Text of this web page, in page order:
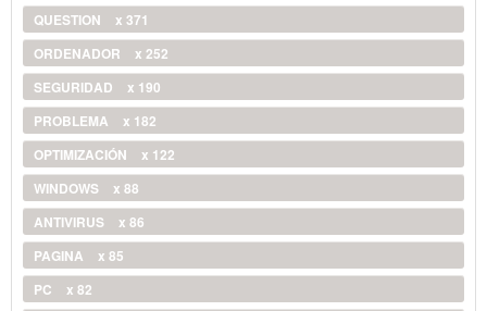
QUESTION
x 371
ORDENADOR
x 252
SEGURIDAD
x 190
PROBLEMA
x 182
OPTIMIZACIÓN
x 122
WINDOWS
x 88
ANTIVIRUS
x 86
PAGINA
x 85
PC
x 82